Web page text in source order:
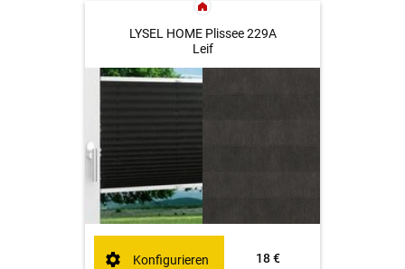
LYSEL HOME Plissee 229A
Leif
18 €
Konfigurieren